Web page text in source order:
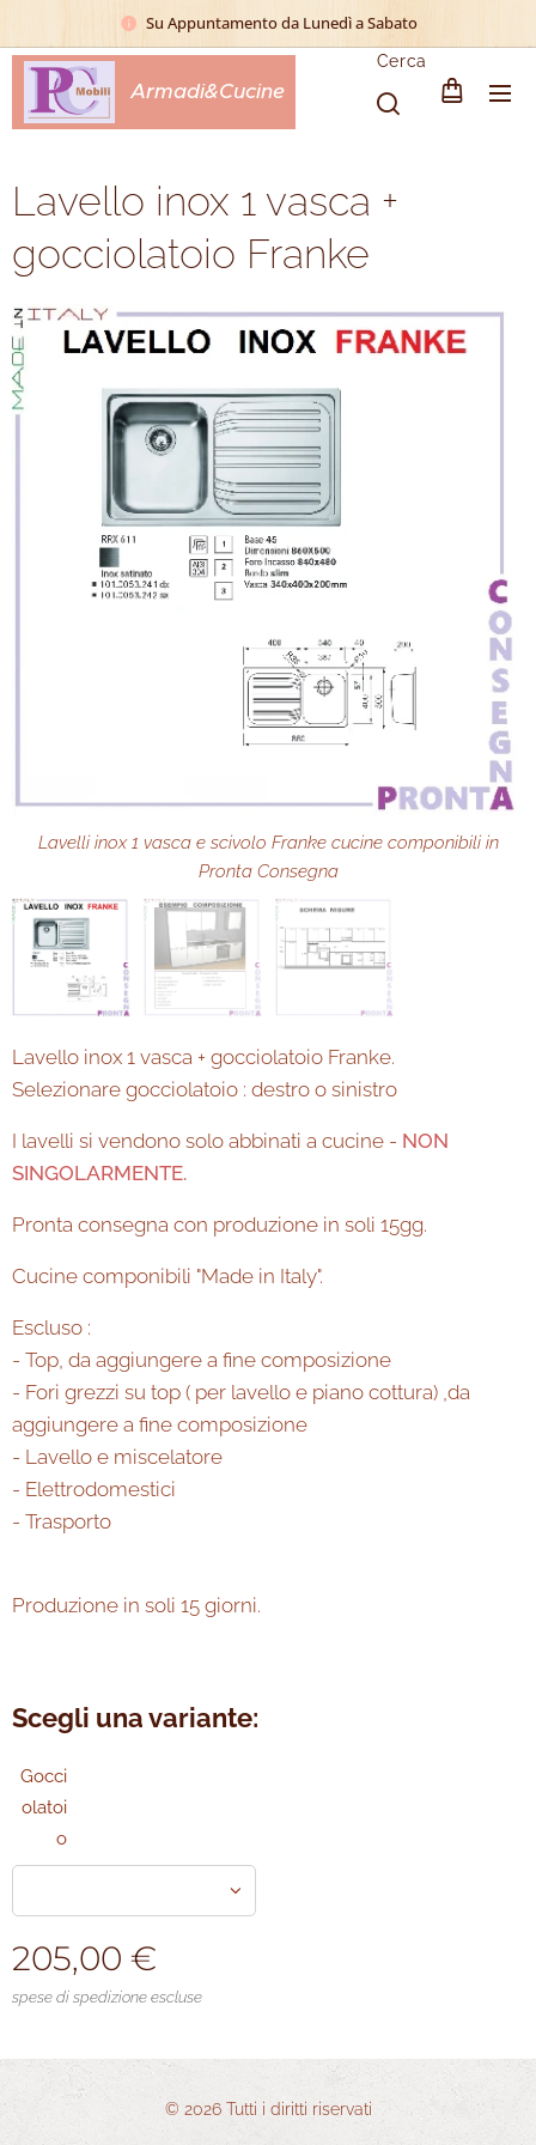
Su Appuntamento da Lunedì a Sabato
Armadi&Cucine
Cerca
Lavello inox 1 vasca +
gocciolatoio Franke
Lavelli inox 1 vasca e scivolo Franke cucine componibili in
Pronta Consegna
Esempio composizione cucina componibile in Pronta Consegna
Schema misure cucina componibile in Pronta Consegna
Lavello inox 1 vasca + gocciolatoio Franke.
Selezionare gocciolatoio : destro o sinistro
I lavelli si vendono solo abbinati a cucine - NON
SINGOLARMENTE.
Pronta consegna con produzione in soli 15gg.
Cucine componibili "Made in Italy".
Escluso :
- Top, da aggiungere a fine composizione
- Fori grezzi su top ( per lavello e piano cottura) ,da
aggiungere a fine composizione
- Lavello e miscelatore
- Elettrodomestici
- Trasporto
Produzione in soli 15 giorni.
Scegli una variante:
Gocci
olatoi
o
205,00 €
spese di spedizione escluse
© 2026 Tutti i diritti riservati